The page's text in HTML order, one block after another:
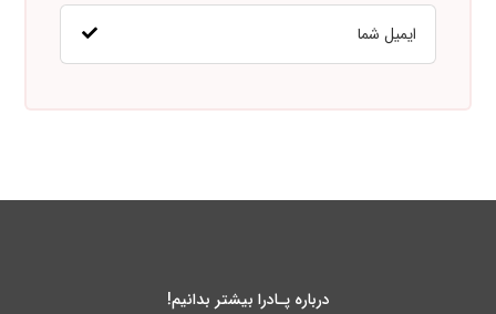
درباره پـادرا بیشتر بدانیم!